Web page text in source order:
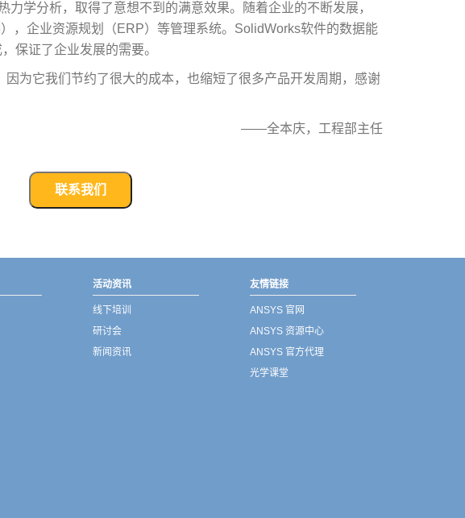
力学分析，取得了意想不到的满意效果。随着企业的不断发展，
，企业资源规划（ERP）等管理系统。SolidWorks软件的数据能
保证了企业发展的需要。
因为它我们节约了很大的成本，也缩短了很多产品开发周期，感谢
——全本庆，工程部主任
联系我们
活动资讯
线下培训
研讨会
新闻资讯
友情链接
ANSYS 官网
ANSYS 资源中心
ANSYS 官方代理
光学课堂